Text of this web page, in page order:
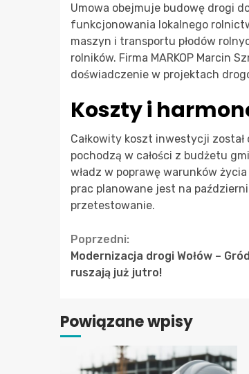
Umowa obejmuje budowę drogi
funkcjonowania lokalnego
maszyn i transportu płodów
rolników. Firma MARKOP Marcin
doświadczenie w projektach
Koszty i
Całkowity koszt inwestycji
pochodzą w całości z budżetu
władz w poprawę warunków
prac planowane jest na
przetestowanie.
Continue
Reading
Poprzedni:
Modernizacja drogi Wołów –
ruszają już jutro!
Powiązane wpisy